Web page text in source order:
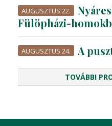
AUGUSZTUS 22.
Fülöpházi-
AUGUSZTUS 24. A
TOVÁBBI